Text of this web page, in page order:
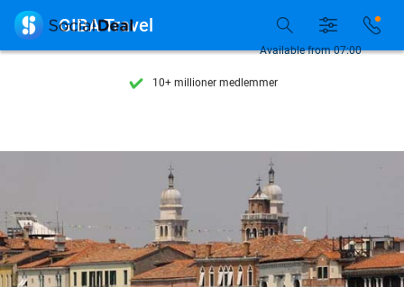
Tilgængelig 7 dage om ugen
10+ millioner medlemmer
Tilgængelig 7 dage om ugen
10+ millioner medlemmer
Available from 07:00
 GIBA Travel